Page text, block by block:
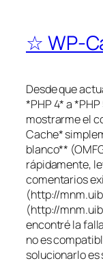
☆ WP-
Desde que
*PHP 4* a
mostrarme el
Cache*
blanco**
rápidamente,
comentarios
(http://
(http://
encontré la
no es
solucionarlo es